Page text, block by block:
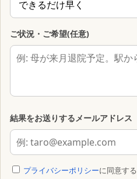
ご状況・ご希望(任意)
結果をお送りするメールアドレス
プライバシーポリシーに同意する